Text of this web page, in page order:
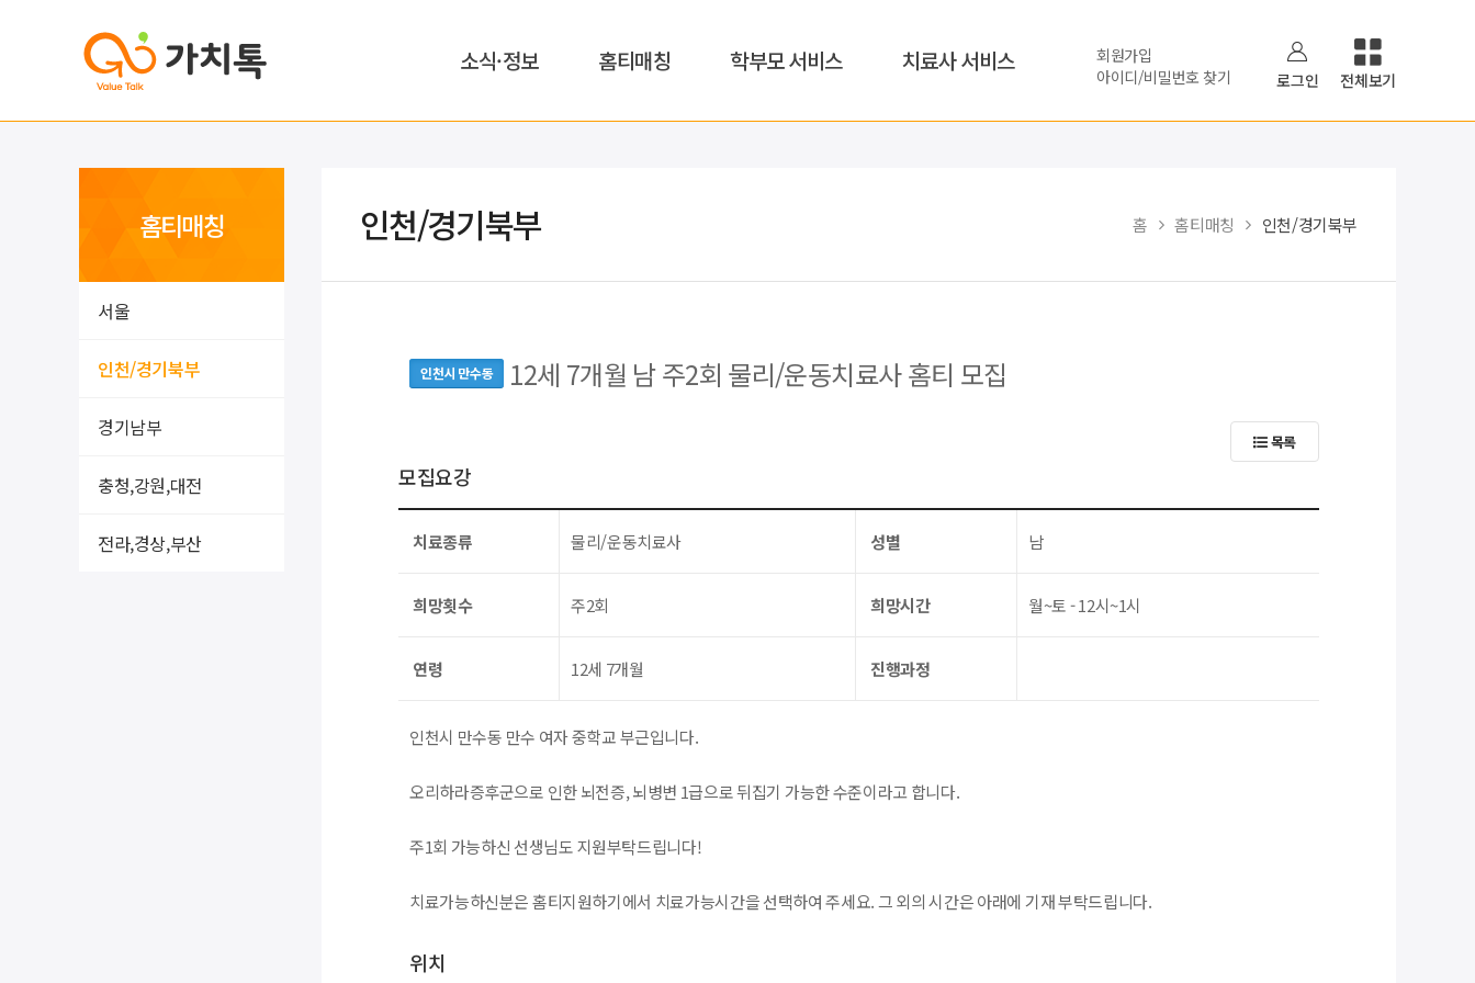
소식·정보 홈티매칭 학부모 서비스 치료사 서비스
회원가입
아이디/비밀번호 찾기
로그인 전체보기
홈티매칭
서울
인천/경기북부
경기남부
충청,강원,대전
전라,경상,부산
인천/경기북부 홈 홈티매칭 인천/경기북부
인천시 만수동 12세 7개월 남 주2회 물리/운동치료사 홈티 모집
목록
모집요강
치료종류 물리/운동치료사 성별 남
희망횟수 주2회 희망시간 월~토 - 12시~1시
연령 12세 7개월 진행과정
인천시 만수동 만수 여자 중학교 부근입니다.
오리하라증후군으로 인한 뇌전증, 뇌병변 1급으로 뒤집기 가능한 수준이라고 합니다.
주1회 가능하신 선생님도 지원부탁드립니다!
치료가능하신분은 홈티지원하기에서 치료가능시간을 선택하여 주세요. 그 외의 시간은 아래에 기재 부탁드립니다.
위치